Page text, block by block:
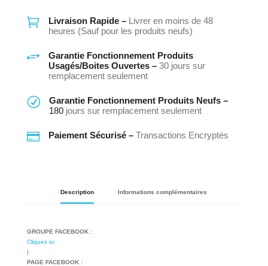
 Livraison Rapide – Livrer en moins de 48
heures (Sauf pour les produits neufs)
+
Garantie Fonctionnement Produits
Usagés/Boites Ouvertes – 30 jours sur
remplacement seulement
R
Garantie Fonctionnement Produits Neufs –
180jours sur remplacement seulement
 Paiement Sécurisé – Transactions Encryptés
Description Informations complémentaires
GROUPE FACEBOOK :
Cliquez ici
|
PAGE FACEBOOK :